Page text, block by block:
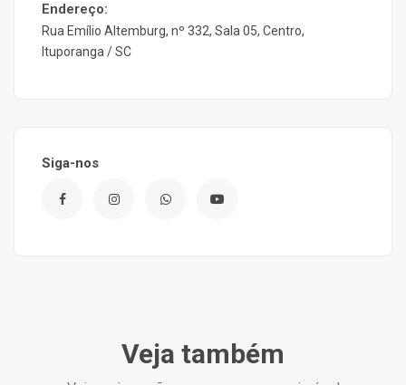
Endereço:
Rua Emílio Altemburg, nº 332, Sala 05, Centro,
Ituporanga / SC
Siga-nos
Veja também